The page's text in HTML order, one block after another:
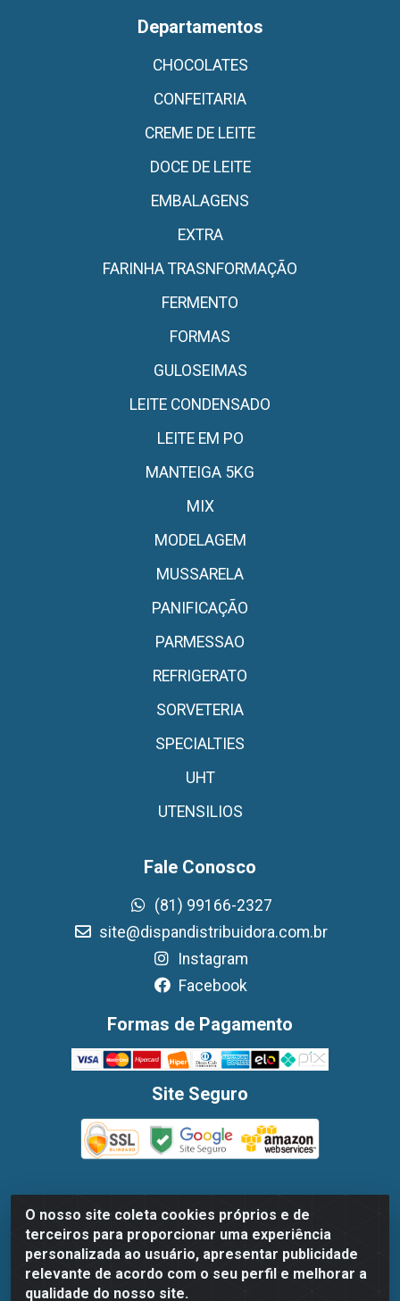
O nosso site coleta cookies próprios e de
terceiros para proporcionar uma experiência
personalizada ao usuário, apresentar publicidade
relevante de acordo com o seu perfil e melhorar a
qualidade do nosso site.
Departamentos
CHOCOLATES
CONFEITARIA
CREME DE LEITE
DOCE DE LEITE
EMBALAGENS
EXTRA
FARINHA TRASNFORMAÇÃO
FERMENTO
FORMAS
GULOSEIMAS
LEITE CONDENSADO
LEITE EM PO
MANTEIGA 5KG
MIX
MODELAGEM
MUSSARELA
PANIFICAÇÃO
PARMESSAO
REFRIGERATO
SORVETERIA
SPECIALTIES
UHT
UTENSILIOS
Fale Conosco
(81) 99166-2327
site@dispandistribuidora.com.br
Instagram
Facebook
Formas de Pagamento
Site Seguro
Dispan Distribuidora de Alimentos LTDA - Avenida
Marechal Mascarenhas De Moraes, 1048- Imbiribeira,
Recife/PE - CEP 51.170-000 - CNPJ 30.779.584/0003-78